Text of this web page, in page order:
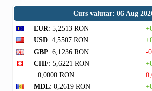
Curs valutar: 06 Aug
EUR: 5,2513 RON
USD: 4,5507 RON
GBP: 6,1236 RON
-
CHF: 5,6221 RON
: 0,0000 RON
MDL: 0,2619 RON